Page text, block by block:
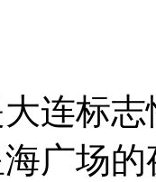
连标
广场